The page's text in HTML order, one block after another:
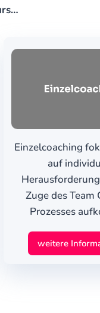
Einzelcoaching
auf
Zuge des Team
Prozesses
weitere